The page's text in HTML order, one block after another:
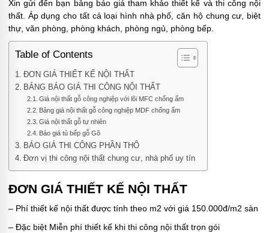
Xin gửi đến bạn bảng báo giá tham khảo thiết kế và thi công nội
thất. Áp dụng cho tất cả loại hình nhà phố, căn hộ chung cư, biệt
thự, văn phòng, phòng khách, phòng ngủ, phòng bếp.
Table of Contents
ĐƠN GIÁ THIẾT KẾ NỘI THẤT
BẢNG BÁO GIÁ THI CÔNG NỘI THẤT
Giá nội thất gỗ công nghiệp với lõi MFC chống ẩm
Bảng giá nội thất gỗ công nghiệp MDF chống ẩm
Giá nội thất gỗ tự nhiên
Báo giá tủ bếp gỗ Gõ
BÁO GIÁ THI CÔNG PHẦN THÔ
Đơn vị thi công nội thất chung cư, nhà phố uy tín
ĐƠN GIÁ THIẾT KẾ NỘI THẤT
– Phí thiết kế nội thất được tính theo m2 với giá 150.000đ/m2 sàn
– Đặc biệt Miễn phí thiết kế khi thi công nội thất trọn gói